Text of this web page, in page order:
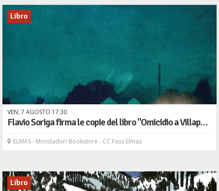
Libro
VEN,7 AGOSTO 17 30
Flavio Soriga firma le copie del libro "Omicidio a Villapedrosa" - Bompiani
ELMAS - Mondadori Bookstore - CC Fass Elmas
Libro